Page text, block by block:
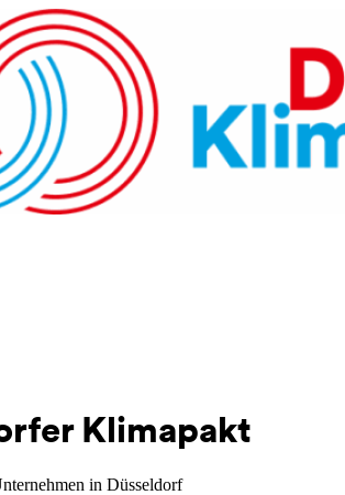
Klimapakt
in Düsseldorf